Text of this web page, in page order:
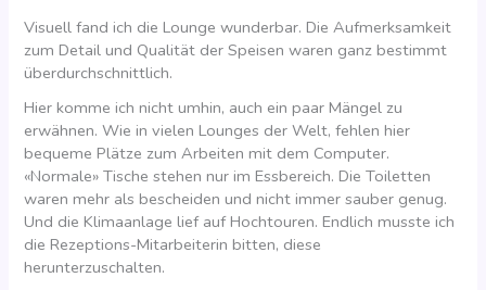
Visuell fand ich die Lounge wunderbar. Die Aufmerksamkeit
zum Detail und Qualität der Speisen waren ganz bestimmt
überdurchschnittlich.
Hier komme ich nicht umhin, auch ein paar Mängel zu
erwähnen. Wie in vielen Lounges der Welt, fehlen hier
bequeme Plätze zum Arbeiten mit dem Computer.
«Normale» Tische stehen nur im Essbereich. Die Toiletten
waren mehr als bescheiden und nicht immer sauber genug.
Und die Klimaanlage lief auf Hochtouren. Endlich musste ich
die Rezeptions-Mitarbeiterin bitten, diese
herunterzuschalten.